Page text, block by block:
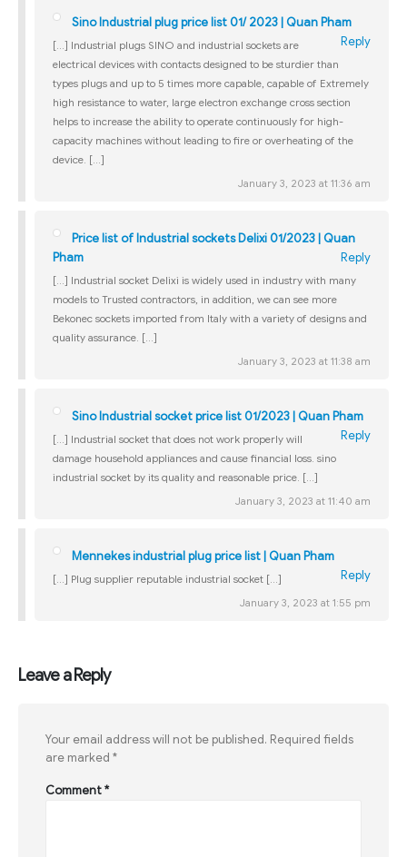
Sino Industrial plug price list 01/ 2023 | Quan Pham
Reply
[…] Industrial plugs SINO and industrial sockets are
electrical devices with contacts designed to be sturdier than
types plugs and up to 5 times more capable, capable of Extremely
high resistance to water, large electron exchange cross section
helps to increase the ability to operate continuously for high-
capacity machines without leading to fire or overheating of the
device. […]
January 3, 2023 at 11:36 am
Price list of Industrial sockets Delixi 01/2023 | Quan
Pham
Reply
[…] Industrial socket Delixi is widely used in industry with many
models to Trusted contractors, in addition, we can see more
Bekonec sockets imported from Italy with a variety of designs and
quality assurance. […]
January 3, 2023 at 11:38 am
Sino Industrial socket price list 01/2023 | Quan Pham
Reply
[…] Industrial socket that does not work properly will
damage household appliances and cause financial loss. sino
industrial socket by its quality and reasonable price. […]
January 3, 2023 at 11:40 am
Mennekes industrial plug price list | Quan Pham
Reply
[…] Plug supplier reputable industrial socket […]
January 3, 2023 at 1:55 pm
Leave a Reply
Your email address will not be published. Required fields
are marked *
Comment*